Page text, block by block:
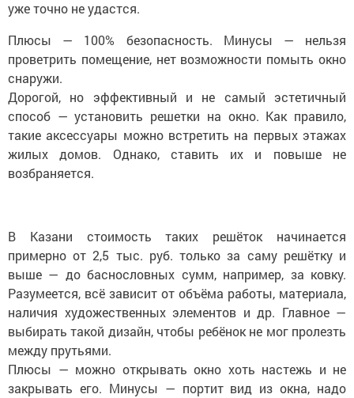
уже точно не удастся.
Плюсы — 100% безопасность. Минусы — нельзя
проветрить помещение, нет возможности помыть окно
снаружи.
Дорогой, но эффективный и не самый эстетичный
способ — установить решетки на окно. Как правило,
такие аксессуары можно встретить на первых этажах
жилых домов. Однако, ставить их и повыше не
возбраняется.
В Казани стоимость таких решёток начинается
примерно от 2,5 тыс. руб. только за саму решётку и
выше — до баснословных сумм, например, за ковку.
Разумеется, всё зависит от объёма работы, материала,
наличия художественных элементов и др. Главное —
выбирать такой дизайн, чтобы ребёнок не мог пролезть
между прутьями.
Плюсы — можно открывать окно хоть настежь и не
закрывать его. Минусы — портит вид из окна, надо